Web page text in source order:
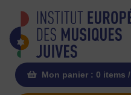
Mon panier : 0 items /